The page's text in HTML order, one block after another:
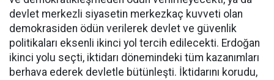
devlet merkezli siyasetin merkezkaç kuvveti olan
demokrasiden ödün verilerek devlet ve güvenlik
politikaları eksenli ikinci yol tercih edilecekti. Erdoğan
ikinci yolu seçti, iktidarı dönemindeki tüm kazanımları
berhava ederek devletle bütünleşti. İktidarını korudu,